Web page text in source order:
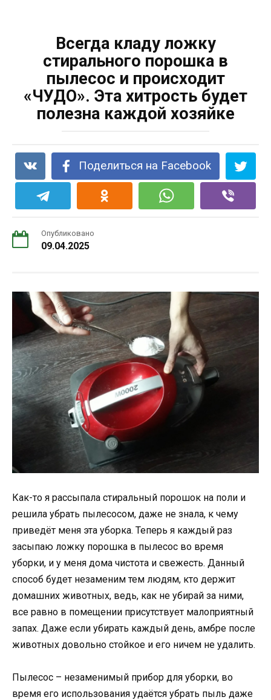
Всегда кладу ложку
стирального порошка в
пылесос и происходит
«ЧУДО». Эта хитрость будет
полезна каждой хозяйке
Поделиться на Facebook
Опубликовано
09.04.2025
Как-то я рассыпала стиральный порошок на поли и
решила убрать пылесосом, даже не знала, к чему
приведёт меня эта уборка. Теперь я каждый раз
засыпаю ложку порошка в пылесос во время
уборки, и у меня дома чистота и свежесть. Данный
способ будет незаменим тем людям, кто держит
домашних животных, ведь, как не убирай за ними,
все равно в помещении присутствует малоприятный
запах. Даже если убирать каждый день, амбре после
животных довольно стойкое и его ничем не удалить.
Пылесос – незаменимый прибор для уборки, во
время его использования удаётся убрать пыль даже